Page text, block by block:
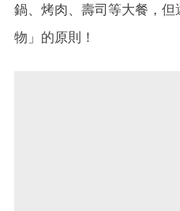
鍋、烤肉、壽司等大餐，
物」的原則！